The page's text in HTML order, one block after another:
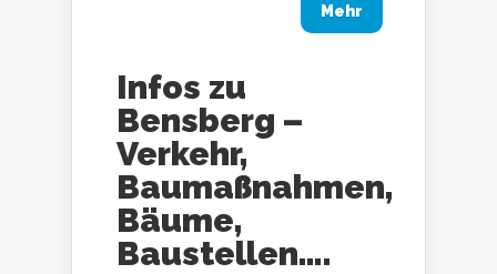
Mehr
Infos zu
Bensberg –
Verkehr,
Baumaßnahmen,
Bäume,
Baustellen….